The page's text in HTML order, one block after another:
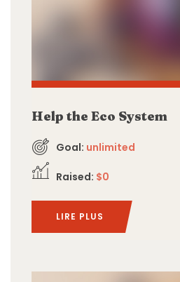
Help the Eco System
Goal: unlimited
Raised: $0
LIRE PLUS